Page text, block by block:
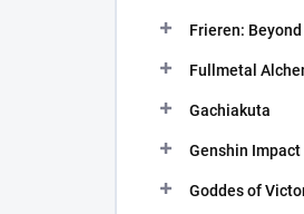
Frieren:
Fullmetal
Gachiakuta
Genshin Impact
Goddes of